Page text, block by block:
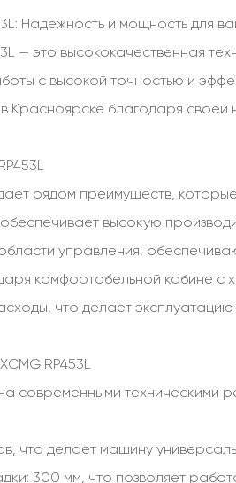
Надежность и мощность для
— это высококачественная
с высокой точностью и
благодаря своей
рядом преимуществ,
высокую
управления,
комфортабельной кабине с
что делает
RP453L
современными техническими
что делает машину
300 мм, что позволяет